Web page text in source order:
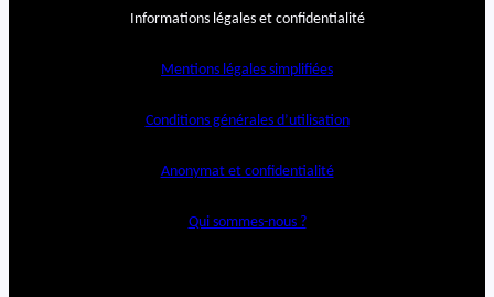
Informations légales et confidentialité
Mentions légales simplifiées
Conditions générales d’utilisation
Anonymat et confidentialité
Qui sommes-nous ?